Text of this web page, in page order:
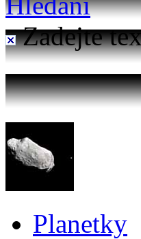
Zadejte
Planetky